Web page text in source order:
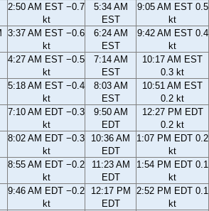
2:50 AM EST −0.7
kt
5:34 AM
EST
9:05 AM EST 0.5
kt
3:37 AM EST −0.6
kt
6:24 AM
EST
9:42 AM EST 0.4
kt
4:27 AM EST −0.5
kt
7:14 AM
EST
10:17 AM EST
0.3 kt
5:18 AM EST −0.4
kt
8:03 AM
EST
10:51 AM EST
0.2 kt
7:10 AM EDT −0.3
kt
9:50 AM
EDT
12:27 PM EDT
0.2 kt
8:02 AM EDT −0.3
kt
10:36 AM
EDT
1:07 PM EDT 0.2
kt
8:55 AM EDT −0.2
kt
11:23 AM
EDT
1:54 PM EDT 0.1
kt
9:46 AM EDT −0.2
kt
12:17 PM
EDT
2:52 PM EDT 0.1
kt